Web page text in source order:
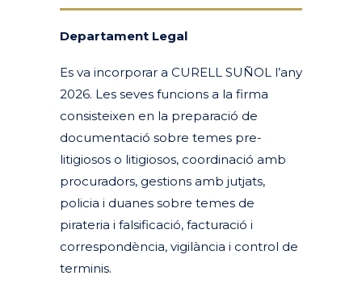
Departament Legal
Es va incorporar a CURELL SUÑOL l’any
2026. Les seves funcions a la firma
consisteixen en la preparació de
documentació sobre temes pre-
litigiosos o litigiosos, coordinació amb
procuradors, gestions amb jutjats,
policia i duanes sobre temes de
pirateria i falsificació, facturació i
correspondència, vigilància i control de
terminis.